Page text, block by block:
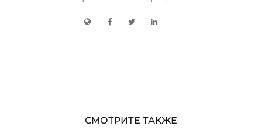
СМОТРИТЕ ТАКЖЕ